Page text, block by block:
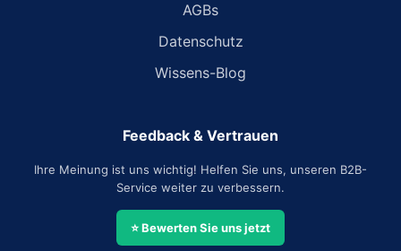
AGBs
Datenschutz
Wissens-Blog
Feedback & Vertrauen
Ihre Meinung ist uns wichtig! Helfen Sie uns, unseren B2B-
Service weiter zu verbessern.
⭐ Bewerten Sie uns jetzt